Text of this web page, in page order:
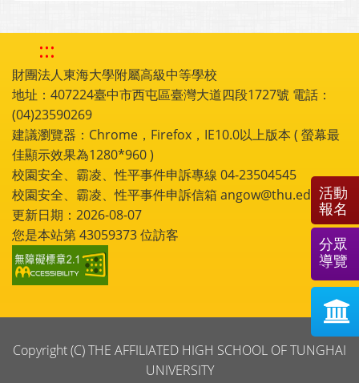
:::
財團法人東海大學附屬高級中等學校
地址：407224臺中市西屯區臺灣大道四段1727號 電話：
(04)23590269
建議瀏覽器：Chrome，Firefox，IE10.0以上版本 ( 螢幕最
佳顯示效果為1280*960 )
校園安全、霸凌、性平事件申訴專線 04-23504545
校園安全、霸凌、性平事件申訴信箱 angow@thu.edu.tw
更新日期：2026-08-07
您是本站第43059373位訪客
Copyright (C) THE AFFILIATED HIGH SCHOOL OF TUNGHAI
UNIVERSITY
活動
報名
分眾
導覽